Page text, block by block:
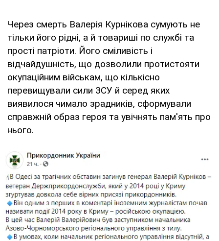
Через смерть Валерія Курнікова сумують не
тільки його рідні, а й товариші по службі та
прості патріоти. Його сміливість і
відчайдушність, що дозволили протистояти
окупаційним військам, що кількісно
перевищували сили ЗСУ й серед яких
виявилося чимало зрадників, сформували
справжній образ героя та увічнять пам'ять про
нього.